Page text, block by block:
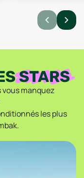
STARS
manquez
les plus